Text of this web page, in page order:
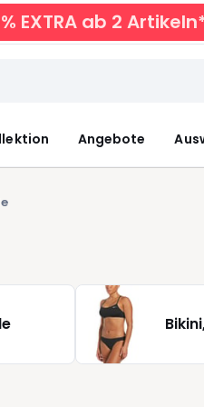
EXTRA ab 2
Angebote